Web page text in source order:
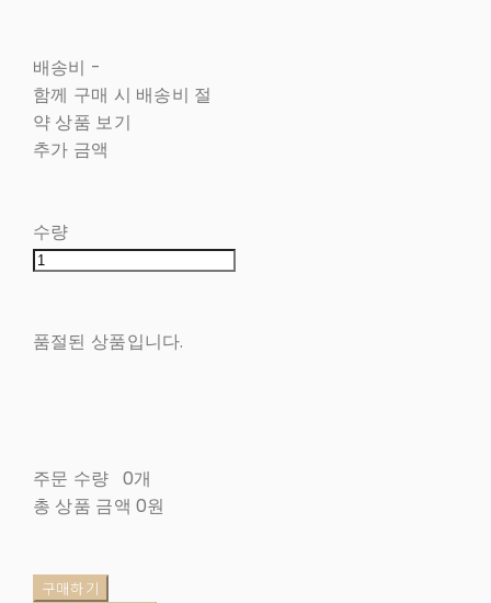
배송비 -
함께 구매 시 배송비 절
약 상품 보기
추가 금액
수량
품절된 상품입니다.
주문 수량 0개
총 상품 금액 0원
구매하기